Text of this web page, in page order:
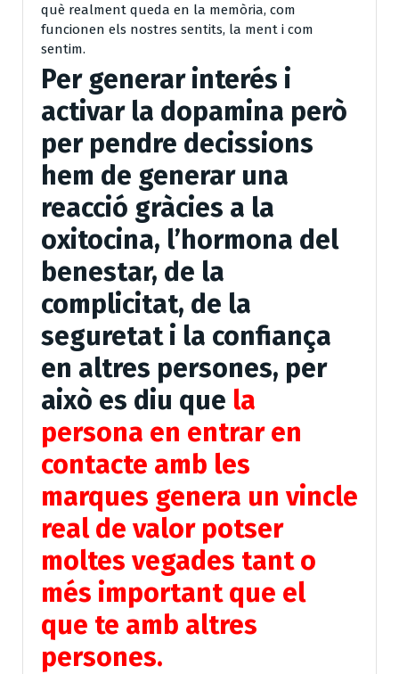
què realment queda en la memòria, com
funcionen els nostres sentits, la ment i com
sentim.
Per generar interés i
activar la dopamina però
per pendre decissions
hem de generar una
reacció gràcies a la
oxitocina, l’hormona del
benestar, de la
complicitat, de la
seguretat i la confiança
en altres persones, per
això es diu que la
persona en entrar en
contacte amb les
marques genera un vincle
real de valor potser
moltes vegades tant o
més important que el
que te amb altres
persones.